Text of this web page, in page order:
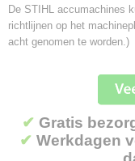
De STIHL accumachines
richtlijnen op het
acht genomen te worden.)
✔ Gratis
✔ Werkdagen